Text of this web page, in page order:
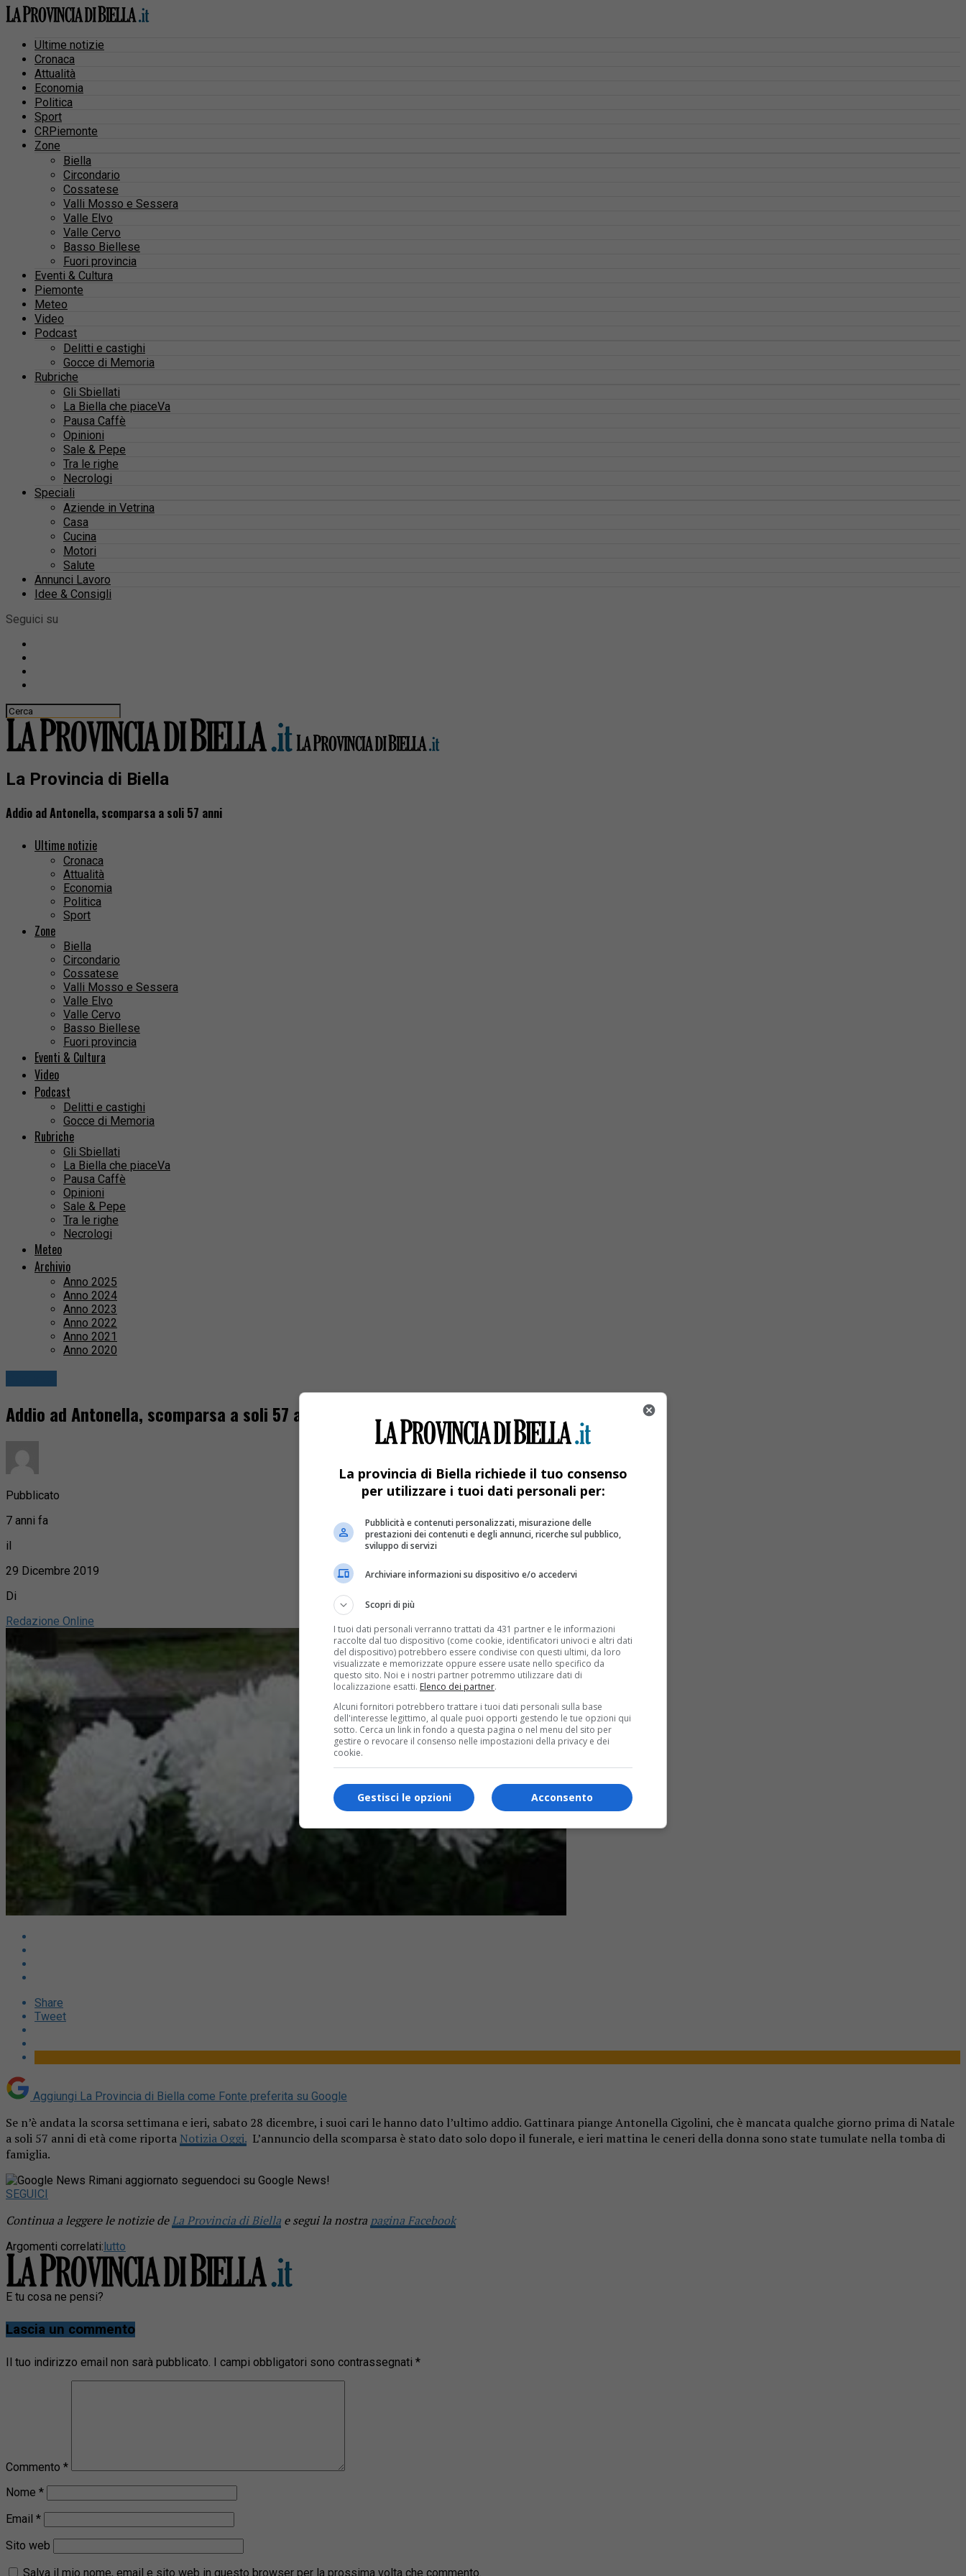
Ultime notizie
Cronaca
Attualità
Economia
Politica
Sport
CRPiemonte
Zone
Biella
Circondario
Cossatese
Valli Mosso e Sessera
Valle Elvo
Valle Cervo
Basso Biellese
Fuori provincia
Eventi & Cultura
Piemonte
Meteo
Video
Podcast
Delitti e castighi
Gocce di Memoria
Rubriche
Gli Sbiellati
La Biella che piaceVa
Pausa Caffè
Opinioni
Sale & Pepe
Tra le righe
Necrologi
Speciali
Aziende in Vetrina
Casa
Cucina
Motori
Salute
Annunci Lavoro
Idee & Consigli
Seguici su
La Provincia di Biella
Addio ad Antonella, scomparsa a soli 57 anni
Ultime notizie
Cronaca
Attualità
Economia
Politica
Sport
Zone
Biella
Circondario
Cossatese
Valli Mosso e Sessera
Valle Elvo
Valle Cervo
Basso Biellese
Fuori provincia
Eventi & Cultura
Video
Podcast
Delitti e castighi
Gocce di Memoria
Rubriche
Gli Sbiellati
La Biella che piaceVa
Pausa Caffè
Opinioni
Sale & Pepe
Tra le righe
Necrologi
Meteo
Archivio
Anno 2025
Anno 2024
Anno 2023
Anno 2022
Anno 2021
Anno 2020
Addio ad Antonella, scomparsa a soli 57 anni
Pubblicato
7 anni fa
il
29 Dicembre 2019
Di
Redazione Online
Share
Tweet
Aggiungi La Provincia di Biella come Fonte preferita su Google
Se n’è andata la scorsa settimana e ieri, sabato 28 dicembre, i suoi cari le hanno dato l’ultimo addio. Gattinara piange Antonella Cigolini, che è mancata qualche giorno prima di Natale
a soli 57 anni di età come riporta Notizia Oggi. L’annuncio della scomparsa è stato dato solo dopo il funerale, e ieri mattina le ceneri della donna sono state tumulate nella tomba di
famiglia.
Rimani aggiornato seguendoci su Google News!
SEGUICI
Continua a leggere le notizie deLa Provincia di Biella e segui la nostra pagina Facebook
Argomenti correlati:lutto
E tu cosa ne pensi?
Lascia un commento
Il tuo indirizzo email non sarà pubblicato. I campi obbligatori sono contrassegnati *
Commento *
Nome *
Email *
Sito web
Salva il mio nome, email e sito web in questo browser per la prossima volta che commento.
La provincia di Biella richiede il tuo consenso
per utilizzare i tuoi dati personali per:
Pubblicità e contenuti personalizzati, misurazione delle
prestazioni dei contenuti e degli annunci, ricerche sul pubblico,
sviluppo di servizi
Archiviare informazioni su dispositivo e/o accedervi
Scopri di più
I tuoi dati personali verranno trattati da 431 partner e le informazioni
raccolte dal tuo dispositivo (come cookie, identificatori univoci e altri dati
del dispositivo) potrebbero essere condivise con questi ultimi, da loro
visualizzate e memorizzate oppure essere usate nello specifico da
questo sito. Noi e i nostri partner potremmo utilizzare dati di
localizzazione esatti. Elenco dei partner.
Alcuni fornitori potrebbero trattare i tuoi dati personali sulla base
dell'interesse legittimo, al quale puoi opporti gestendo le tue opzioni qui
sotto. Cerca un link in fondo a questa pagina o nel menu del sito per
gestire o revocare il consenso nelle impostazioni della privacy e dei
cookie.
Acconsento
Gestisci le opzioni